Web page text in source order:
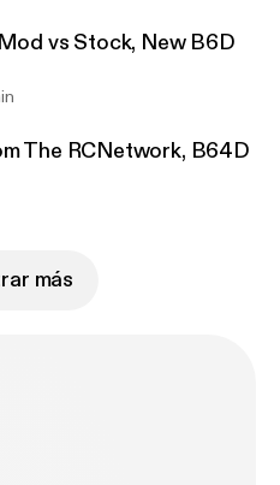
vs Stock, New B6D
The RCNetwork, B64D
más